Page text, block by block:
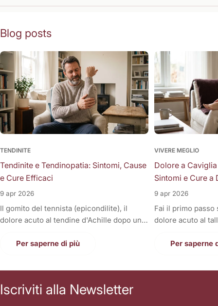
Blog posts
TENDINITE
Tendinite e Tendinopatia: Sintomi, Cause
e Cure Efficaci
9 apr 2026
Il gomito del tennista (epicondilite), il
dolore acuto al tendine d'Achille dopo una
braccio, o il fastidioso dolore al ginocchio
patologie a carico dei tendini, i veri e
Per saperne di più
VIVERE MEGLIO
Dolore a
Sintomi e Cure a
9 apr 2026
Fai il primo
dolore acuto al
sono gonfie,
Per saperne
Iscriviti alla Newsletter